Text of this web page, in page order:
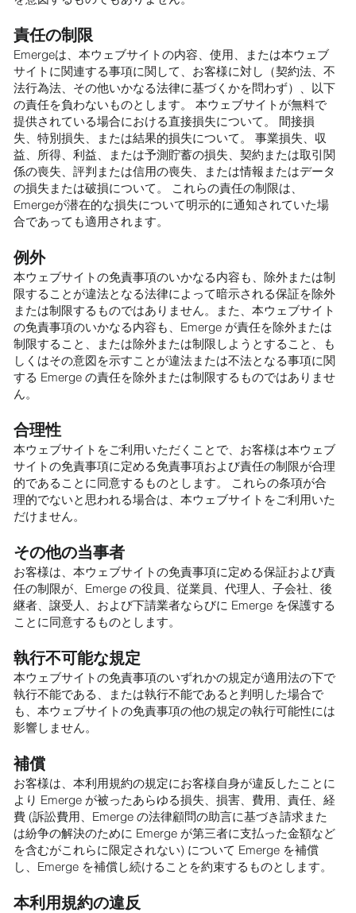
責任の制限
Emergeは、本ウェブサイトの内容、使用、または本ウェブ
サイトに関連する事項に関して、お客様に対し（契約法、不
法行為法、その他いかなる法律に基づくかを問わず）、以下
の責任を負わないものとします。 本ウェブサイトが無料で
提供されている場合における直接損失について。 間接損
失、特別損失、または結果的損失について。 事業損失、収
益、所得、利益、または予測貯蓄の損失、契約または取引関
係の喪失、評判または信用の喪失、または情報またはデータ
の損失または破損について。 これらの責任の制限は、
Emergeが潜在的な損失について明示的に通知されていた場
合であっても適用されます。
例外
本ウェブサイトの免責事項のいかなる内容も、除外または制
限することが違法となる法律によって暗示される保証を除外
または制限するものではありません。また、本ウェブサイト
の免責事項のいかなる内容も、Emerge が責任を除外または
制限すること、または除外または制限しようとすること、も
しくはその意図を示すことが違法または不法となる事項に関
する Emerge の責任を除外または制限するものではありませ
ん。
合理性
本ウェブサイトをご利用いただくことで、お客様は本ウェブ
サイトの免責事項に定める免責事項および責任の制限が合理
的であることに同意するものとします。 これらの条項が合
理的でないと思われる場合は、本ウェブサイトをご利用いた
だけません。
その他の当事者
お客様は、本ウェブサイトの免責事項に定める保証および責
任の制限が、Emerge の役員、従業員、代理人、子会社、後
継者、譲受人、および下請業者ならびに Emerge を保護する
ことに同意するものとします。
執行不可能な規定
本ウェブサイトの免責事項のいずれかの規定が適用法の下で
執行不能である、または執行不能であると判明した場合で
も、本ウェブサイトの免責事項の他の規定の執行可能性には
影響しません。
補償
お客様は、本利用規約の規定にお客様自身が違反したことに
より Emerge が被ったあらゆる損失、損害、費用、責任、経
費 (訴訟費用、Emerge の法律顧問の助言に基づき請求また
は紛争の解決のために Emerge が第三者に支払った金額など
を含むがこれらに限定されない) について Emerge を補償
し、Emerge を補償し続けることを約束するものとします。
本利用規約の違反